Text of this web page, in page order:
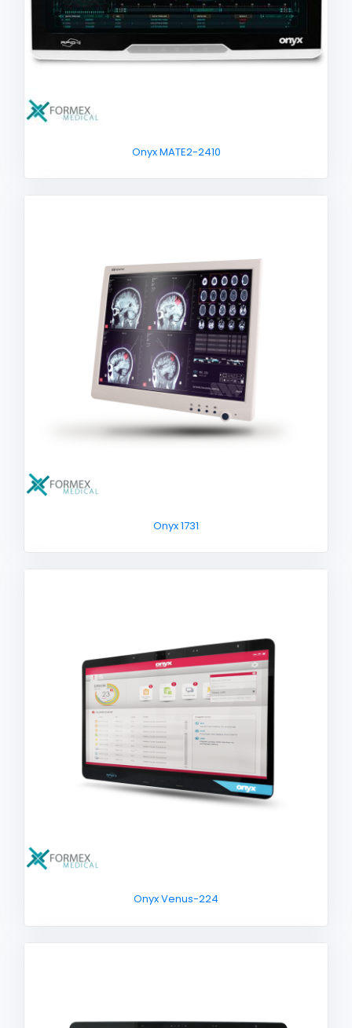
Onyx MATE2-2410
Onyx 1731
Onyx Venus-224